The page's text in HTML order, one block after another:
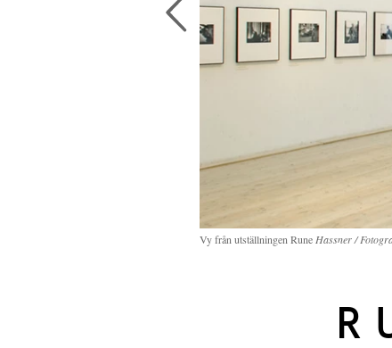
Vy från utställningen Rune Hassner /